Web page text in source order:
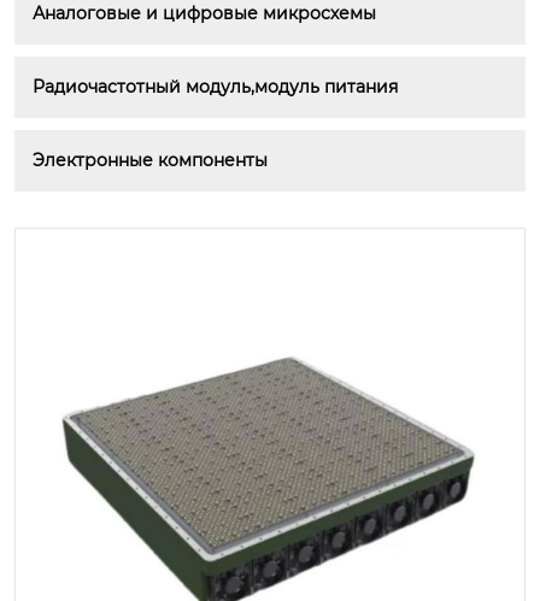
Аналоговые и цифровые микросхемы
Радиочастотный модуль,модуль питания
Электронные компоненты